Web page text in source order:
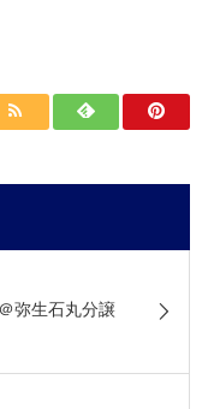
弥生石丸分譲